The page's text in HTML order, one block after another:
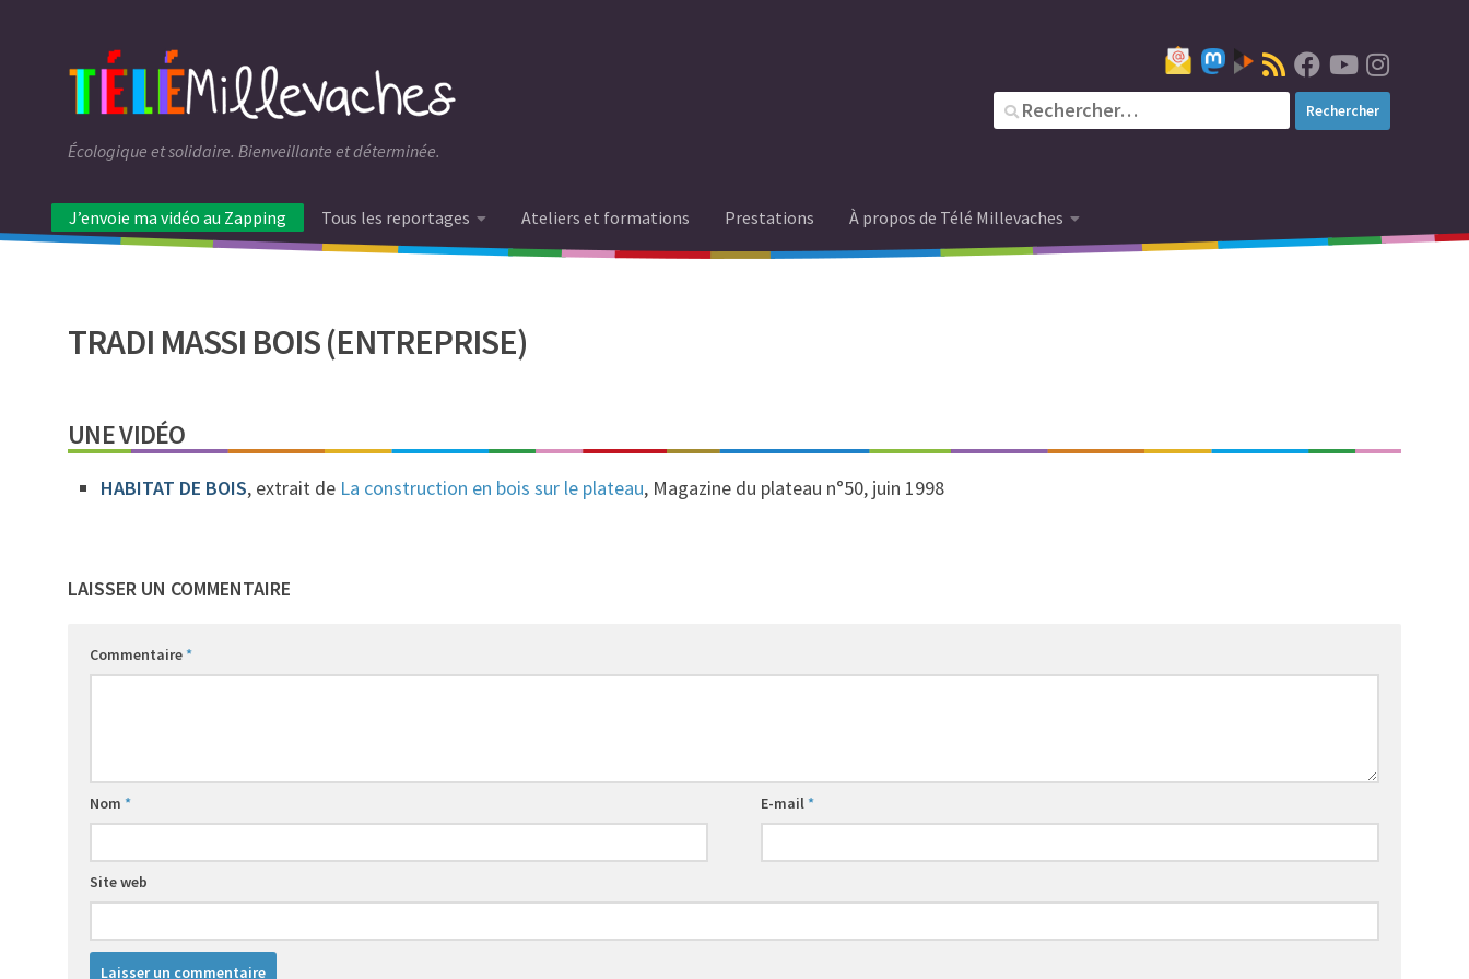
Écologique et solidaire. Bienveillante et déterminée.
J’envoie ma vidéo au Zapping Tous les reportages Ateliers et formations Prestations À propos de Télé Millevaches
TRADI MASSI BOIS (ENTREPRISE)
UNE VIDÉO
HABITAT DE BOIS, extrait de La construction en bois sur le plateau, Magazine du plateau n°50, juin 1998
LAISSER UN COMMENTAIRE
Commentaire*
Nom * E-mail*
Site web